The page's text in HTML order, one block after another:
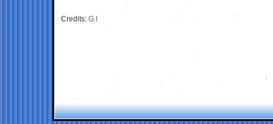
Credits: G.I